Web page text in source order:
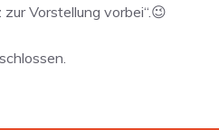
Vorstellung vorbei“.😉